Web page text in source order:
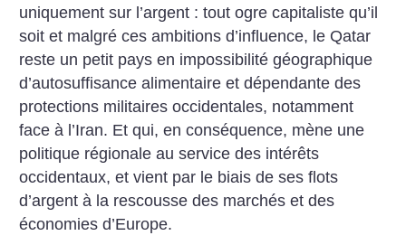
uniquement sur l’argent : tout ogre capitaliste qu’il
soit et malgré ces ambitions d’influence, le Qatar
reste un petit pays en impossibilité géographique
d’autosuffisance alimentaire et dépendante des
protections militaires occidentales, notamment
face à l’Iran. Et qui, en conséquence, mène une
politique régionale au service des intérêts
occidentaux, et vient par le biais de ses flots
d’argent à la rescousse des marchés et des
économies d’Europe.